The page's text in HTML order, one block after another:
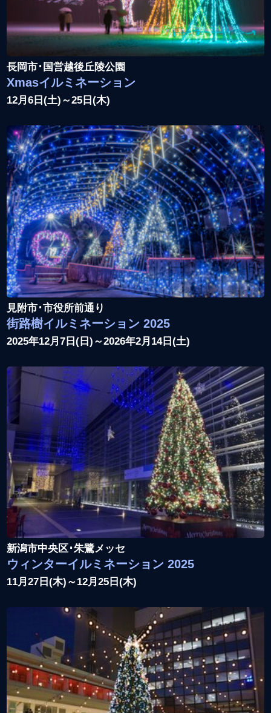
長岡市･国営越後丘陵公園
Xmasイルミネーション
12月6日(土)～25日(木)
見附市･市役所前通り
街路樹イルミネーション 2025
2025年12月7日(日)～2026年2月14日(土)
新潟市中央区･朱鷺メッセ
ウィンターイルミネーション 2025
11月27日(木)～12月25日(木)